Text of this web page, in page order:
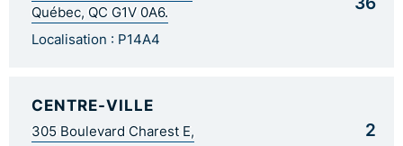
Québec, QC G1V 0A6.
Localisation : P14A4
CENTRE-VILLE
305 Boulevard Charest E,
2